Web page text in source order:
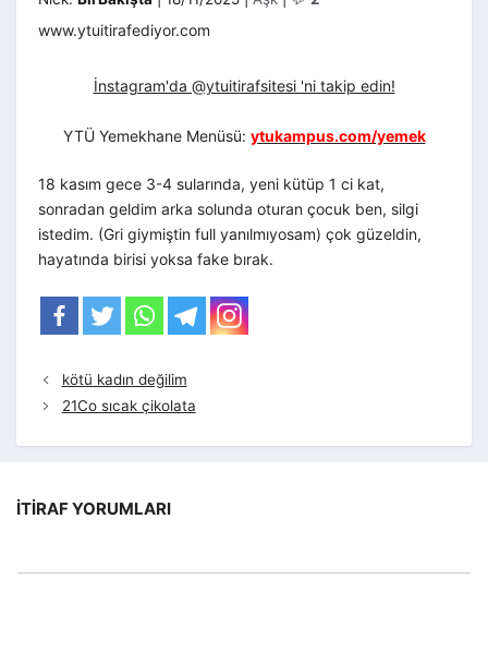
www.ytuitirafediyor.com
İnstagram'da @ytuitirafsitesi 'ni takip edin!
YTÜ Yemekhane Menüsü: ytukampus.com/yemek
18 kasım gece 3-4 sularında, yeni kütüp 1 ci kat,
sonradan geldim arka solunda oturan çocuk ben, silgi
istedim. (Gri giymiştin full yanılmıyosam) çok güzeldin,
hayatında birisi yoksa fake bırak.
kötü kadın değilim
21Co sıcak çikolata
İTIRAF YORUMLARI